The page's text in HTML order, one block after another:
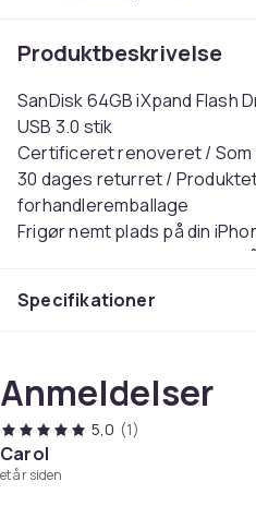
Produktbeskrivelse
SanDisk 64GB iXpand Flash
USB 3.0 stik
Certificeret renoveret / Som
30 dages returret /
forhandleremballage
Frigør nemt plads på din
Har du brug for mere plads
hukommelse på. Beskyt
iXpand, kan du bruge
beskytte dine filer med en
flere enheder for at holde
Specifikationer
Anmeldelser
5,0 (1)
Carol
et år siden